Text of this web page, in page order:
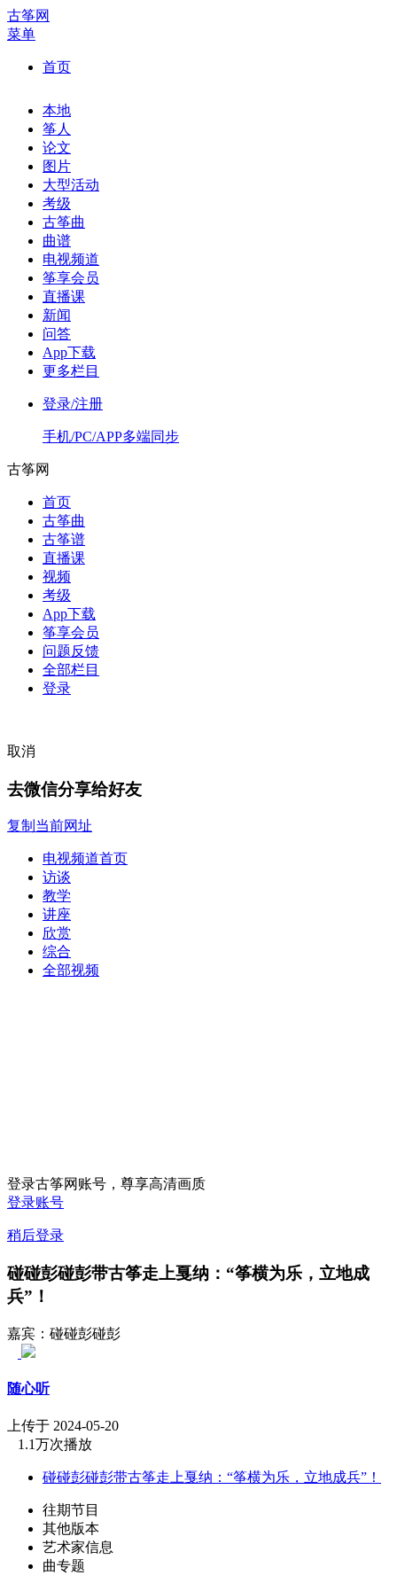
古筝网
菜单
首页
本地
筝人
论文
图片
大型活动
考级
古筝曲
曲谱
电视频道
筝享会员
直播课
新闻
问答
App下载
更多栏目
登录/注册
手机/PC/APP多端同步
古筝网
首页
古筝曲
古筝谱
直播课
视频
考级
App下载
筝享会员
问题反馈
全部栏目
登录
取消
去微信分享给好友
复制当前网址
电视频道首页
访谈
教学
讲座
欣赏
综合
全部视频
登录古筝网账号，尊享高清画质
登录账号
稍后登录
碰碰彭碰彭带古筝走上戛纳：“筝横为乐，立地成
兵”！
嘉宾：碰碰彭碰彭
随心听
上传于 2024-05-20
1.1万次播放
碰碰彭碰彭带古筝走上戛纳：“筝横为乐，立地成兵”！
往期节目
其他版本
艺术家信息
曲专题